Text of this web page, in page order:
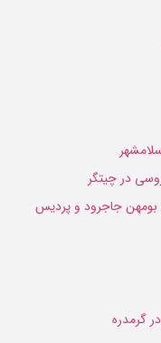
در چیتگر
بومهن جاجرود و پردیس
گرمدره